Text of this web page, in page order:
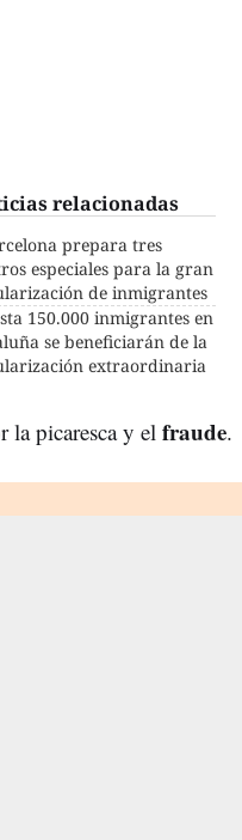
relacionadas
prepara tres
especiales para la gran
de inmigrantes
150.000 inmigrantes en
se beneficiarán de la
extraordinaria
la picaresca y el fraude.